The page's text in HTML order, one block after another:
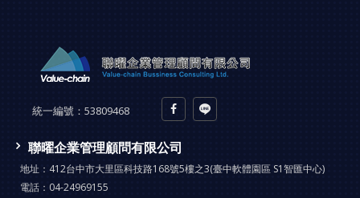
統一編號： 53809468
聯曜企業管理顧問有限公司
地址： 412台中市大里區科技路168號5樓之3(臺中軟體園區 S1智匯中心)
電話： 04-24969155